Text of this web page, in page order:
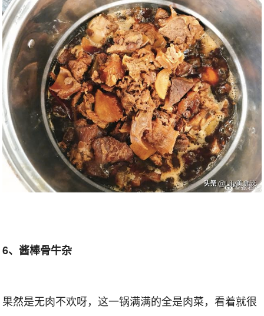
6、酱棒骨牛杂
果然是无肉不欢呀，这一锅满满的全是肉菜，看着就很